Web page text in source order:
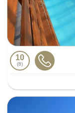
10
8